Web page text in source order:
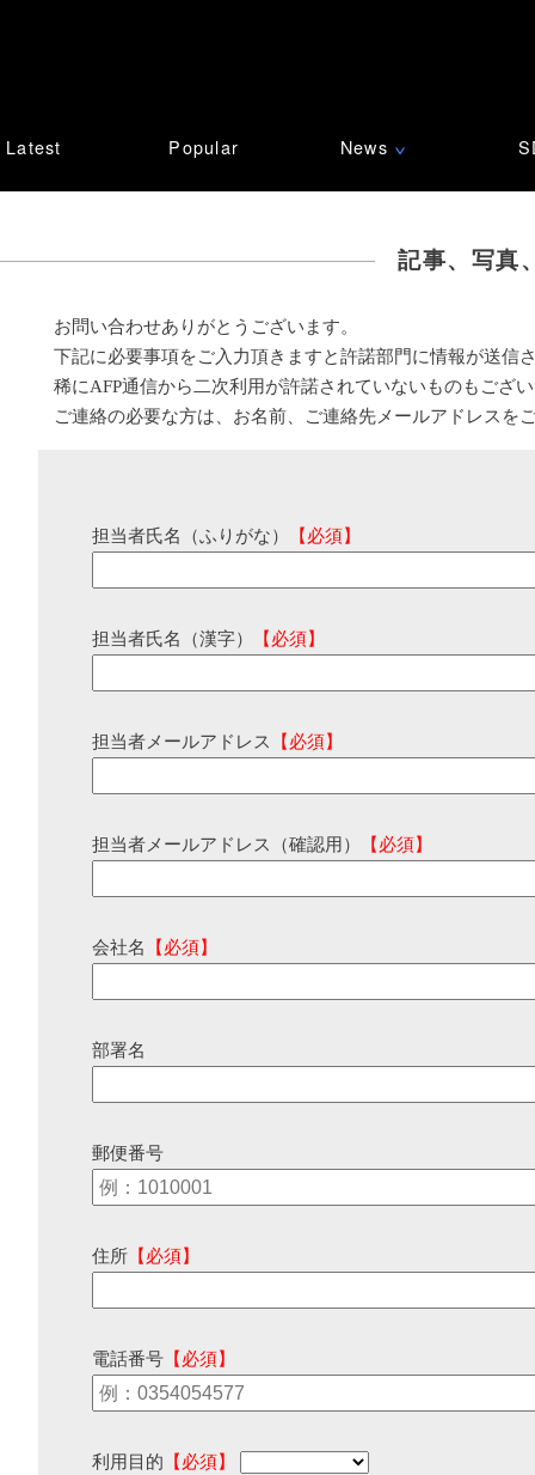
Latest Popular News ∨
記事、写真
お問い合わせありがとうございます。
下記に必要事項をご入力頂きますと許諾部門に情報が送信
稀にAFP通信から二次利用が許諾されていないものもござ
ご連絡の必要な方は、お名前、ご連絡先メールアドレスを
担当者氏名（ふりがな） 【必須】
担当者氏名（漢字） 【必須】
担当者メールアドレス 【必須】
担当者メールアドレス（確認用） 【必須】
会社名 【必須】
部署名
郵便番号
住所 【必須】
電話番号 【必須】
利用目的 【必須】